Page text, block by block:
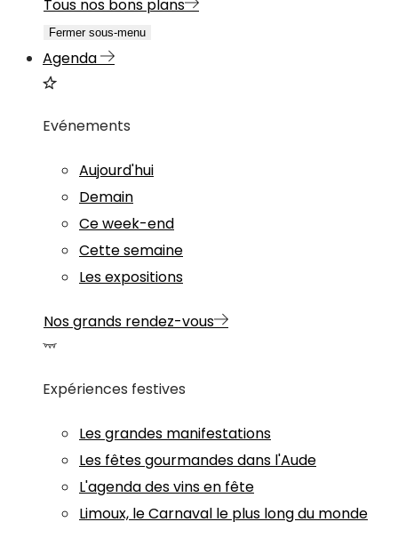
Tous nos bons plans
Fermer sous-menu
Agenda
Evénements
Aujourd'hui
Demain
Ce week-end
Cette semaine
Les expositions
Nos grands rendez-vous
Expériences festives
Les grandes manifestations
Les fêtes gourmandes dans l'Aude
L'agenda des vins en fête
Limoux, le Carnaval le plus long du monde